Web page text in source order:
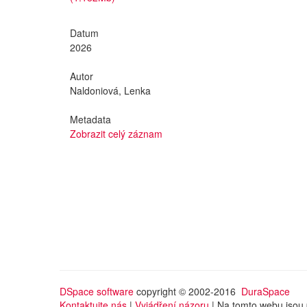
Datum
2026
Autor
Naldoniová, Lenka
Metadata
Zobrazit celý záznam
DSpace software copyright © 2002-2016 DuraSpace